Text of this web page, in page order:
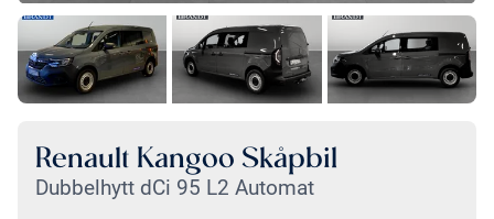
Renault Kangoo Skåpbil
Dubbelhytt dCi 95 L2 Automat
bilder